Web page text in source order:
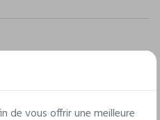
matériel 2: 100%
de vous offrir une meilleure